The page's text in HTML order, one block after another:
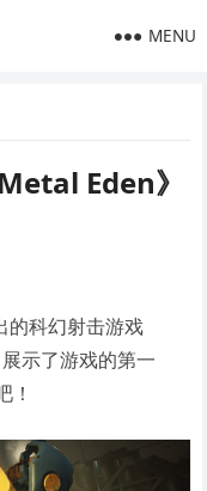
MENU
Eden》
的科幻射击游戏
示了游戏的第一
！